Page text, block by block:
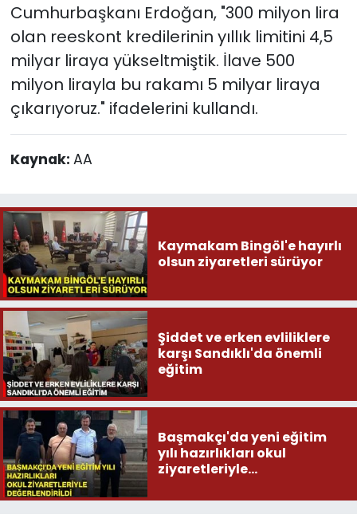
Cumhurbaşkanı Erdoğan, "300 milyon lira
olan reeskont kredilerinin yıllık limitini 4,5
milyar liraya yükseltmiştik. İlave 500
milyon lirayla bu rakamı 5 milyar liraya
çıkarıyoruz." ifadelerini kullandı.
Kaynak: AA
Kaymakam Bingöl'e hayırlı
olsun ziyaretleri sürüyor
Şiddet ve erken evliliklere
karşı Sandıklı'da önemli
eğitim
Başmakçı'da yeni eğitim
yılı hazırlıkları okul
ziyaretleriyle